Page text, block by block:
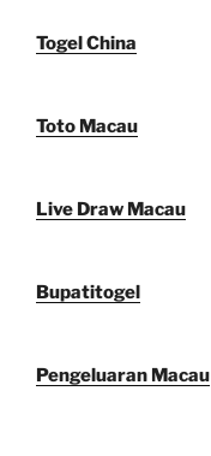
Togel China
Toto Macau
Live Draw Macau
Bupatitogel
Pengeluaran Macau